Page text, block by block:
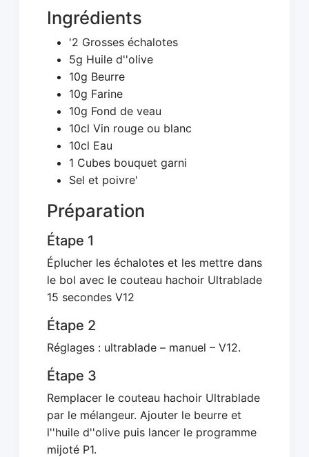
Ingrédients
'2 Grosses échalotes
5g Huile d''olive
10g Beurre
10g Farine
10g Fond de veau
10cl Vin rouge ou blanc
10cl Eau
1 Cubes bouquet garni
Sel et poivre'
Préparation
Étape 1
Éplucher les échalotes et les mettre dans
le bol avec le couteau hachoir Ultrablade
15 secondes V12
Étape 2
Réglages : ultrablade – manuel – V12.
Étape 3
Remplacer le couteau hachoir Ultrablade
par le mélangeur. Ajouter le beurre et
l''huile d''olive puis lancer le programme
mijoté P1.